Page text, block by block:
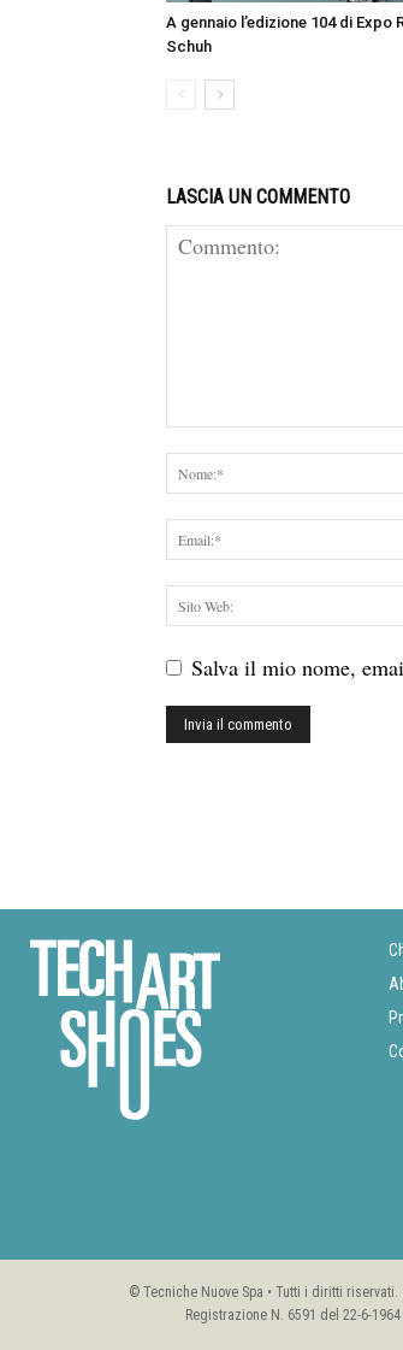
A gennaio l’edizione 104 di Expo
Schuh
LASCIA UN COMMENTO
Salva il mio nome,
© Tecniche Nuove Spa • Tutti i diritti
Registrazione N. 6591 del 22-6-